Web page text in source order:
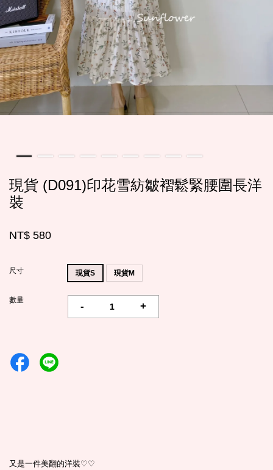
現貨 (D091)印花雪紡皺褶鬆緊腰圍長洋
裝
NT$ 580
尺寸 現貨S 現貨M
數量
- +
又是一件美翻的洋裝♡♡